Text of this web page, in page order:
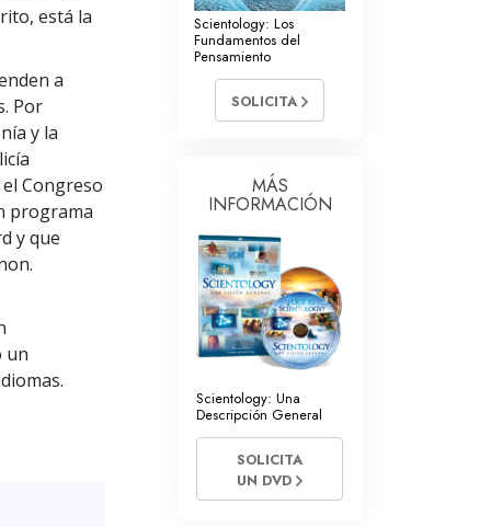
está la
a
Por
y la
Congreso
programa
y que
un
Scientology: Los
Fundamentos del
Pensamiento
SOLICITA
MÁS
INFORMACIÓN
Scientology: Una
Descripción General
SOLICITA
UN DVD